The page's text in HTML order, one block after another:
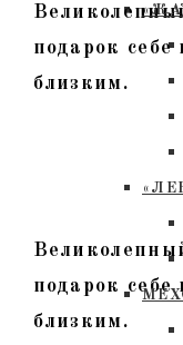
подарок себе
близким.
подарок себе
близким.